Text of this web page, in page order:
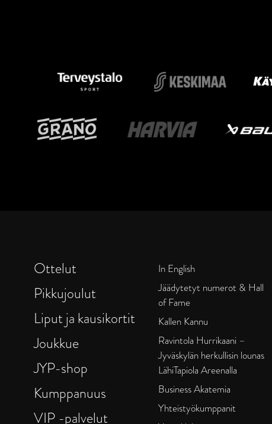
Ottelut
Pikkujoulut
Liput ja kausikortit
Joukkue
JYP-shop
Kumppanuus
VIP -palvelut
In English
Jäädytetyt numerot & Hall
of Fame
Kallen Kannu
Ravintola Hurrikaani –
Jyväskylän herkullisin lounas
LähiTapiola Areenalla
Business Akatemia
Yhteistyökumppanit